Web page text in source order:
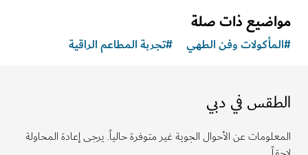
ذات صلة
وفن الطهي #تجربة المطاعم الراقية
في دبي
عن الأحوال الجوية غير متوفرة حالياً. يرجى إعادة المحاولة